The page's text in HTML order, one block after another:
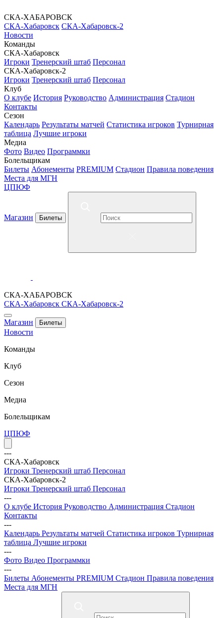
СКА-ХАБАРОВСК
СКА-Хабаровск СКА-Хабаровск-2
Новости
Команды
СКА-Хабаровск
Игроки Тренерский штаб Персонал
СКА-Хабаровск-2
Игроки Тренерский штаб Персонал
Клуб
О клубе История Руководство Администрация Стадион
Контакты
Сезон
Календарь Результаты матчей Статистика игроков Турнирная
таблица Лучшие игроки
Медиа
Фото Видео Программки
Болельщикам
Билеты Абонементы PREMIUM Стадион Правила поведения
Места для МГН
ЦПЮФ
Магазин Билеты
СКА-ХАБАРОВСК
СКА-Хабаровск СКА-Хабаровск-2
Магазин Билеты
Новости
Команды
Клуб
Сезон
Медиа
Болельщикам
ЦПЮФ
---
СКА-Хабаровск
Игроки Тренерский штаб Персонал
СКА-Хабаровск-2
Игроки Тренерский штаб Персонал
---
О клубе История Руководство Администрация Стадион
Контакты
---
Календарь Результаты матчей Статистика игроков Турнирная
таблица Лучшие игроки
---
Фото Видео Программки
---
Билеты Абонементы PREMIUM Стадион Правила поведения
Места для МГН